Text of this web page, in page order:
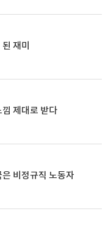
재미
제대로 받다
비정규직 노동자